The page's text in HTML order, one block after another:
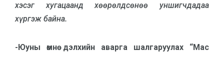
хэсэг хугацаанд хөөрөлдсөнөө уншигчдадаа
хүргэж байна.
-Юуны өмнө дэлхийн аварга шалгаруулах “Мас